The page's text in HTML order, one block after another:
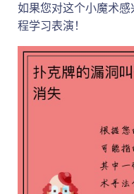
如果您对这个小魔术
程学习表演！